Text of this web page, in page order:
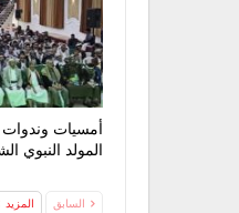
أمسيات
المولد النبوي
السابق المزيد